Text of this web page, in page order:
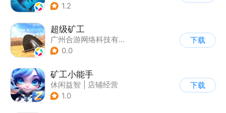
1.2
超级矿工
广州合游网络科技有限公司
0.0
下载
矿工小能手
休闲益智
店铺经营
| 卡通
1.0
下载